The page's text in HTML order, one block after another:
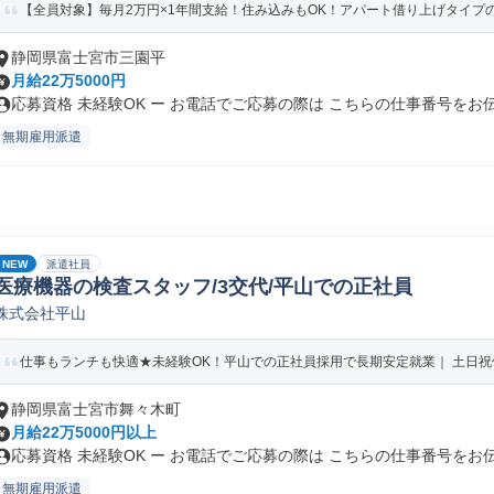
【全員対象】毎月2万円×1年間支給！住み込みもOK！アパート借り上げタイプ
静岡県富士宮市三園平
月給22万5000円
応募資格 未経験OK ー お電話でご応募の際は こちらの仕事番号をお
無期雇用派遣
NEW 派遣社員
療機器の検査スタッフ/3交代/平山での正社員
式会社平山
仕事もランチも快適★未経験OK！平山での正社員採用で長期安定就業｜ 土日
静岡県富士宮市舞々木町
月給22万5000円以上
応募資格 未経験OK ー お電話でご応募の際は こちらの仕事番号をお
無期雇用派遣